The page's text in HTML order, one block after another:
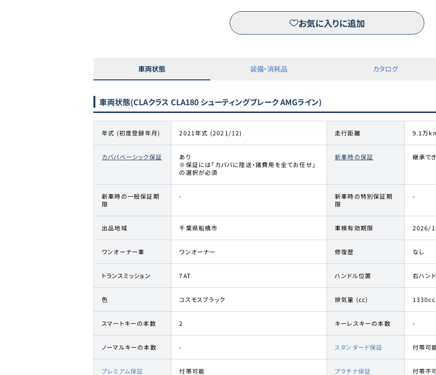
お気に入りに追加
車両状態 装備・消耗品 カタログ
車両状態(CLAクラス CLA180 シューティングブレーク AMGライン)
年式 (初度登録年月) 2021年式 (2021/12) 走行距離 9.1万
カババベーシック保証
あり
※保証には「カババに陸送・諸費用を全てお任せ」
の選択が必須
新車時の保証 継承で
新車時の一般保証期
限
-
新車時の特別保証期
限
-
出品地域 千葉県船橋市 車検有効期限 2026/
ワンオーナー車 ワンオーナー 修復歴 なし
トランスミッション 7AT ハンドル位置 右ハン
色 コスモスブラック 排気量 (cc) 1330cc
スマートキーの本数 2 キーレスキーの本数 -
ノーマルキーの本数 - スタンダード保証 付帯可
プレミアム保証 付帯可能 プラチナ保証 付帯不